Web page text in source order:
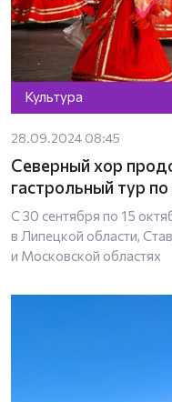
Культура
28.09.2024 08:45
Северный хор
гастрольный тур
С 30 сентября по 15
в Липецкой области,
и Московской областях